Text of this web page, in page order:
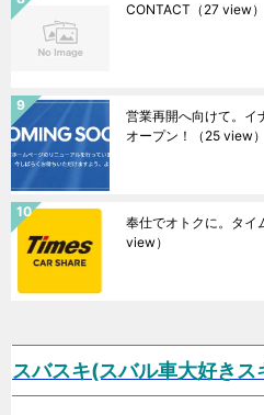
CONTACT （27 view）
営業再開へ向けて。イ
オープン！
（25 view）
奉仕でオトクに。タイ
view）
スバスキ(スバル車大好きス